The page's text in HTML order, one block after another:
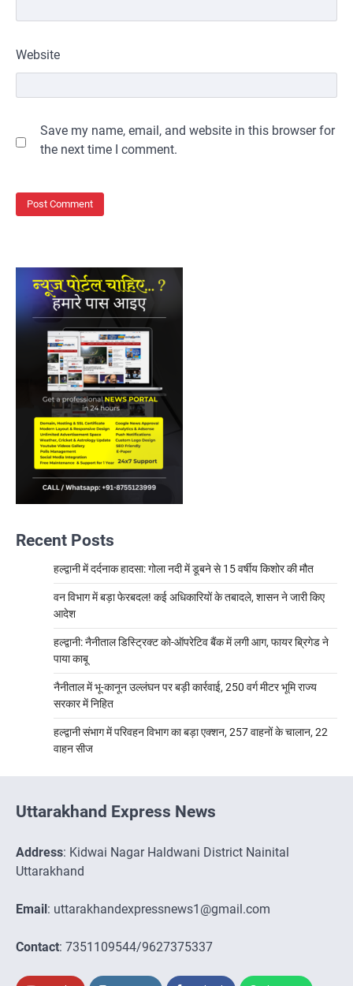
Website
Save my name, email, and website in this browser for
the next time I comment.
Recent Posts
हल्द्वानी में दर्दनाक हादसा: गोला नदी में डूबने से 15 वर्षीय किशोर की मौत
वन विभाग में बड़ा फेरबदल! कई अधिकारियों के तबादले, शासन ने जारी किए
आदेश
हल्द्वानी: नैनीताल डिस्ट्रिक्ट को-ऑपरेटिव बैंक में लगी आग, फायर ब्रिगेड ने
पाया काबू
नैनीताल में भू-कानून उल्लंघन पर बड़ी कार्रवाई, 250 वर्ग मीटर भूमि राज्य
सरकार में निहित
हल्द्वानी संभाग में परिवहन विभाग का बड़ा एक्शन, 257 वाहनों के चालान, 22
वाहन सीज
Uttarakhand Express News
Address: Kidwai Nagar Haldwani District Nainital
Uttarakhand
Email: uttarakhandexpressnews1@gmail.com
Contact: 7351109544/9627375337